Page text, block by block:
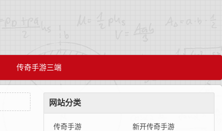
传奇手游三端
网站分类
传奇手游 新开传奇手游